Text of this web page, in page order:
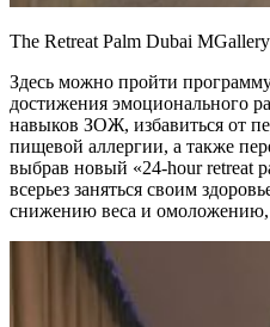
The Retreat Palm Dubai
Здесь можно пройти
достижения эмоционального
навыков ЗОЖ, избавиться от
пищевой аллергии, а также
выбрав новый «24-hour retreat
всерьез заняться своим
снижению веса и омоложению,